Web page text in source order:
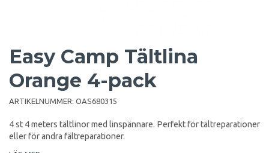
Easy Camp Tältlina
Orange 4-pack
ARTIKELNUMMER: OAS680315
4 st 4 meters tältlinor med linspännare. Perfekt för tältreparationer
eller för andra fältreparationer.